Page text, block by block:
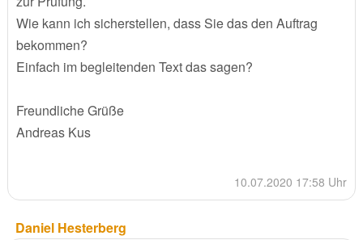
Wie kann ich sicherstellen, dass Sie das den Auftrag
bekommen?
Einfach im begleitenden Text das sagen?
Freundliche Grüße
Andreas Kus
10.07.2020 17:58 Uhr
Daniel Hesterberg